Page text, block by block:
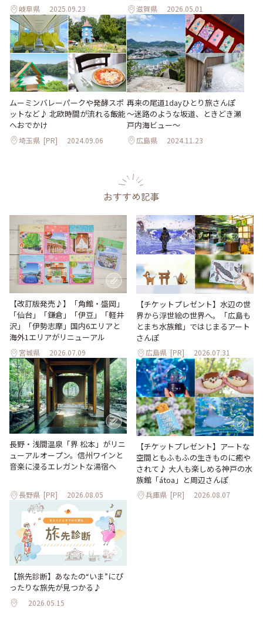
岐阜県 2025.09.23 滋賀県 2026.05.01
ムーミンバレーパークや発酵スポ
ットなど♪ 北欧時間が流れる飯能
へおでかけ
埼玉県 [PR] 2024.09.06
再来の尾道1dayひとり旅さんぽ
～迷路のような坂道、ときどき瀬
戸内海ビュー～
広島県 2024.11.23
おすすめ記事
【改訂版発売♪】「角館・盛岡」
「仙台」「鎌倉」「伊豆」「軽井
沢」「伊勢志摩」国内6エリアと
海外1エリアがリニューアル
宮城県 2026.07.09
【チケットプレゼント】水辺の世
界から浮世絵の世界へ。「広島も
とまち水族館」ではじまるアート
さんぽ
広島県 [PR] 2026.07.31
長野・浅間温泉「界 松本」がリニ
ューアルオープン。信州ワインと
音楽に浸るエレガントな湯宿へ
長野県 [PR] 2026.08.05
【チケットプレゼント】アートな
空間ともふもふの生きものに癒や
されて♪ 大人も楽しめる神戸の水
族館「átoa」と周辺さんぽ
兵庫県 [PR] 2026.08.07
【旅先診断】あなたの“いま”にぴ
ったりな旅先が見つかる♪
2026.05.15